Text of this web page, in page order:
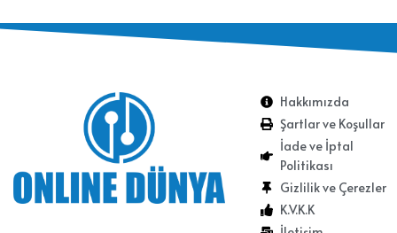
Hakkımızda
Şartlar ve Koşullar
İade ve İptal
Politikası
Gizlilik ve Çerezler
K.V.K.K